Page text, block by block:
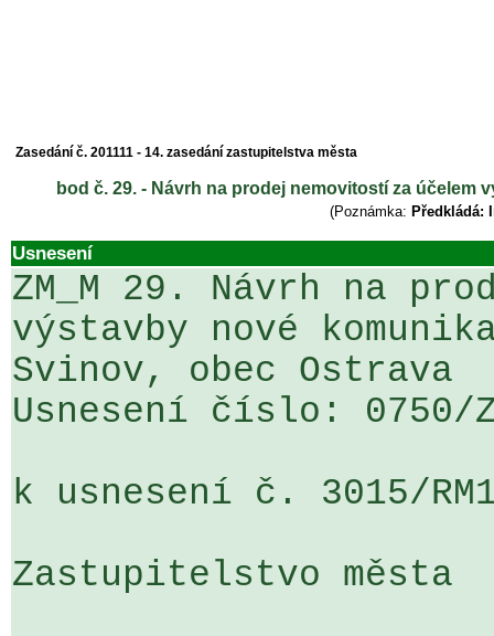
Zasedání č. 201111 - 14. zasedání zastupitelstva města
bod č. 29. - Návrh na prodej nemovitostí za
(Poznámka: Předkládá:
Usnesení
ZM_M 29. Návrh na
výstavby nové
Svinov, obec Ostrava
Usnesení číslo: 0750/
k usnesení č. 3015/
Zastupitelstvo města